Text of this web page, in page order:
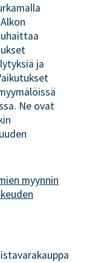
ja
Ne ovat
myynnin